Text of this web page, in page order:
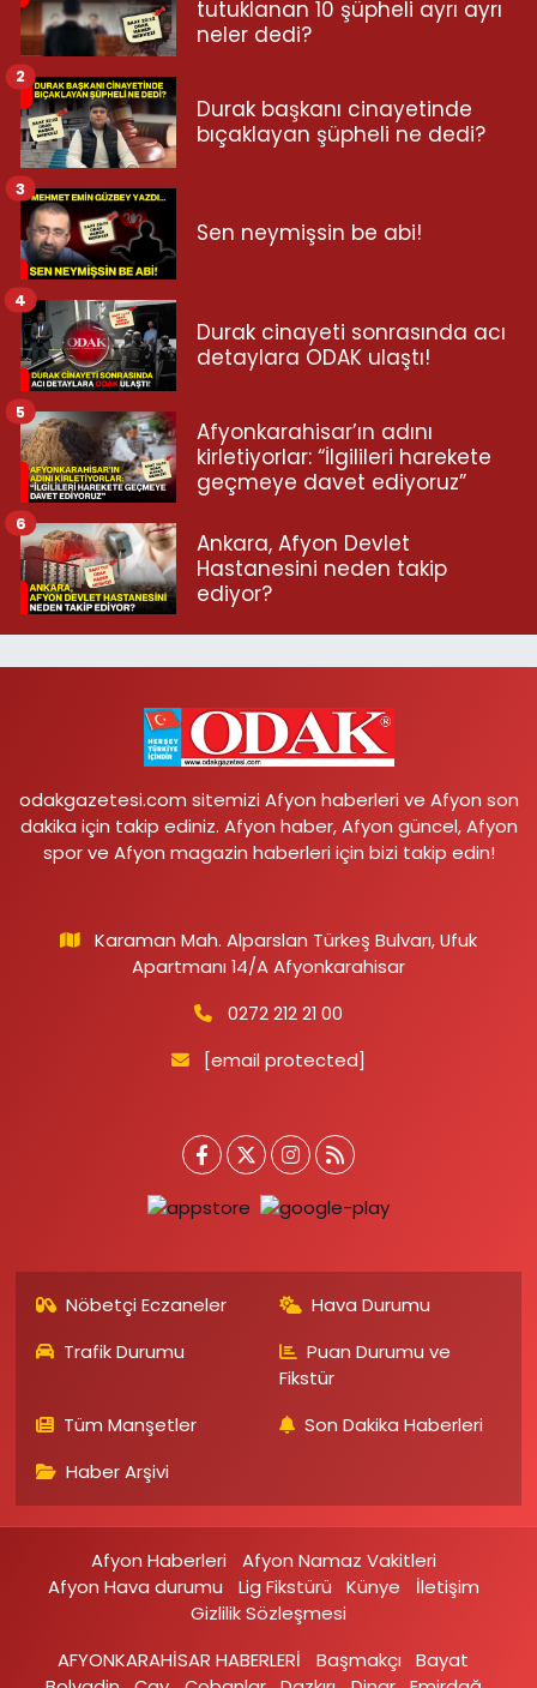
tutuklanan 10 şüpheli ayrı ayrı
neler dedi?
Durak başkanı cinayetinde
bıçaklayan şüpheli ne dedi?
2
Sen neymişsin be abi!
3
Durak cinayeti sonrasında acı
detaylara ODAK ulaştı!
4
Afyonkarahisar’ın adını
kirletiyorlar: “İlgilileri harekete
geçmeye davet ediyoruz”
5
Ankara, Afyon Devlet
Hastanesini neden takip
ediyor?
6
odakgazetesi.com sitemizi Afyon haberleri ve Afyon son
dakika için takip ediniz. Afyon haber, Afyon güncel, Afyon
spor ve Afyon magazin haberleri için bizi takip edin!
Karaman Mah. Alparslan Türkeş Bulvarı, Ufuk
Apartmanı 14/A Afyonkarahisar
0272 212 21 00
[email protected]
Nöbetçi Eczaneler
Hava Durumu
Trafik Durumu
Puan Durumu ve
Fikstür
Tüm Manşetler
Son Dakika Haberleri
Haber Arşivi
Afyon Haberleri
Afyon Namaz Vakitleri
Afyon Hava durumu
Lig Fikstürü Künye
İletişim
Gizlilik Sözleşmesi
AFYONKARAHİSAR HABERLERİ
Başmakçı
Bayat